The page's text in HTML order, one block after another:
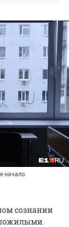
начало
сознании
пожилыми